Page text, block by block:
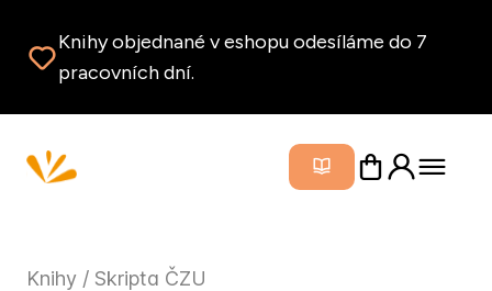
Knihy objednané v eshopu odesíláme do 7
pracovních dní.
Zavřít
Knihy / Skripta ČZU